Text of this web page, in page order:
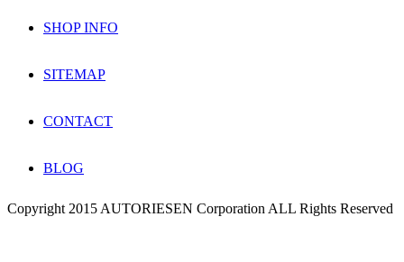
SHOP INFO
SITEMAP
CONTACT
BLOG
Copyright 2015 AUTORIESEN Corporation ALL Rights Reserved